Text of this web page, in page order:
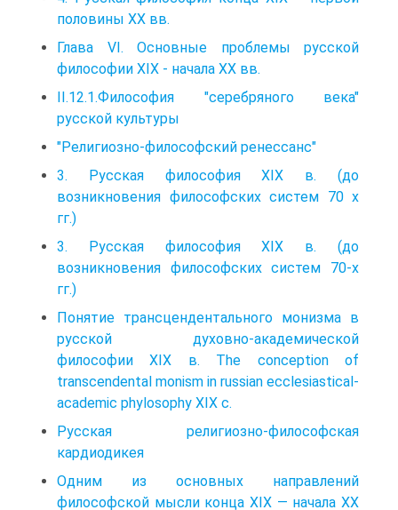
половины XX вв.
Глава VI. Основные проблемы русской
философии XIX - начала XX вв.
II.12.1.Философия "серебряного века"
русской культуры
"Религиозно-философский ренессанс"
3. Русская философия XIX в. (до
возникновения философских систем 70 х
гг.)
3. Русская философия XIX в. (до
возникновения философских систем 70-х
гг.)
Понятие трансцендентального монизма в
русской духовно-академической
философии XIX в. The conception of
transcendental monism in russian ecclesiastical-
academic phylosophy XIX c.
Русская религиозно-философская
кардиодикея
Одним из основных направлений
философской мысли конца XIX — начала XX